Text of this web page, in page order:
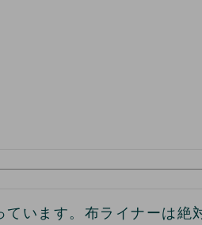
います。布ライナーは絶